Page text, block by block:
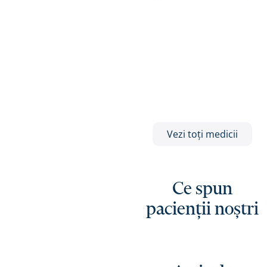
Vezi toți medicii
Ce spun
pacienții noștri